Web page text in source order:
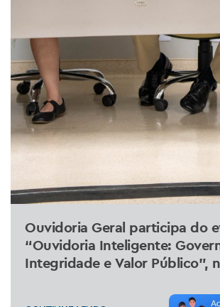
Ouvidoria Geral participa do
“Ouvidoria Inteligente:
Integridade e Valor Público”,